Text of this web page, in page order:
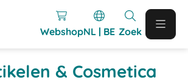
WebshopNL | BE Zoek
& Cosmetica